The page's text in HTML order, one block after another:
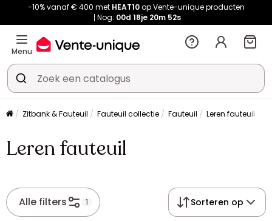
-10% vanaf € 400 met HEAT10op Vente-unique producten
Nog: 00d 18je 20m 51s
Menu
Zitbank & Fauteuil Fauteuil collectie Fauteuil Leren fauteuil
Leren fauteuil
Alle filters 1 Sorteren op